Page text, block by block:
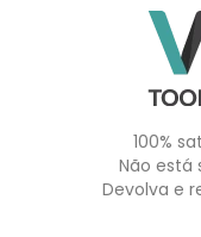
100%
Não está
Devolva e